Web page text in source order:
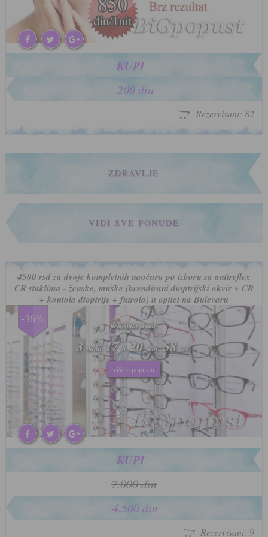
KUPI
200 din
Rezervisani: 82
ZDRAVLJE
VIDI SVE PONUDE
4500 rsd za dvoje kompletnih naočara po izboru sa antireflex
CR staklima - ženske, muške (brendirani dioptrijski okvir + CR
+ kontola dioptrije + futrola) u optici na Bulevaru
-36%
preostalo vreme
3 dana 17h 20min. 55 sek.
više o popustu
preostalo vreme
3 dana 17h 20min. 55 sek.
više o popustu
KUPI
7.000 din
4.500 din
Rezervisani: 9